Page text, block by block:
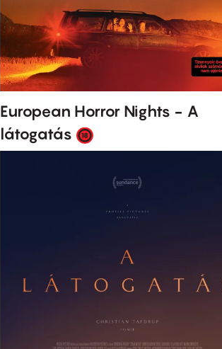
European Horror Nights - A
látogatás